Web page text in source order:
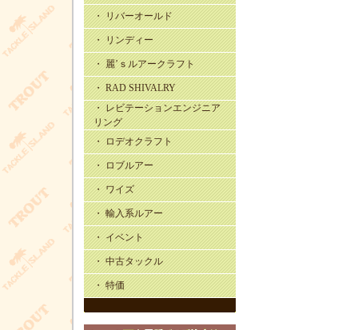
・ リバーオールド
・ リンディー
・ 麗’ｓルアークラフト
・ RAD SHIVALRY
・ レビテーションエンジニア
リング
・ ロデオクラフト
・ ロブルアー
・ ワイズ
・ 輸入系ルアー
・ イベント
・ 中古タックル
・ 特価